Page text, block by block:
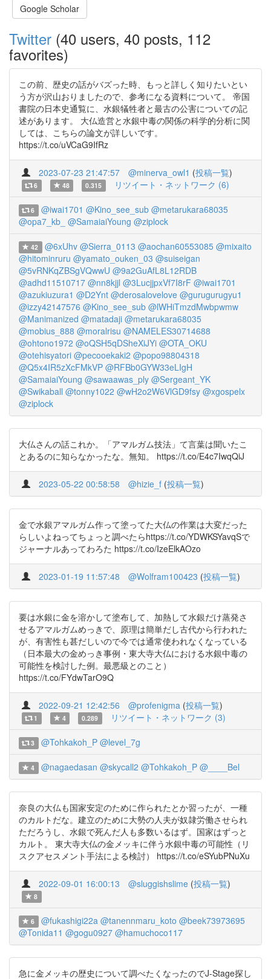
Google Scholar
Twitter (40 users, 40 posts, 112
favorites)
この前、歴史の話がバズった時、もっと詳しく知りたいとい
う方が沢山おりましたので、参考になる資料について。 帝国
書院の日本史通覧に、水銀犠牲者と最古の公害についての記
述があります。 大仏造営と水銀中毒の関係の科学的分析に関
しては、こちらの論文が詳しいです。
https://t.co/uVCaG9IfRz
2023-07-23 21:47:57 @minerva_owl1 (投稿一覧)
6 48 0.315 リツイート・ネットワーク (6)
6 @iwai1701 @Kino_see_sub @metarukara68035
@opa7_kb_ @SamaiaiYoung @ziplock
42 @6xUhv @Sierra_0113 @aochan60553085 @mixaito
@hitominruru @yamato_ouken_03 @suiseigan
@5vRNKqZBSgVQwwU @9a2GuAfL8L12RDB
@adhd11510717 @nn8kjjl @3LucjjpxVf7I8rF @iwai1701
@azukiuzura1 @D2Ynt @derosalovelove @gurugurugyu1
@izzy42147576 @Kino_see_sub @lWHiTmzdMwbpwmw
@Manimanized @matadaji @metarukara68035
@mobius_888 @moralrisu @NAMELES30714688
@ohtono1972 @oQSH5qDSheXiJYi @OTA_OKU
@otehisyatori @pecooekaki2 @popo98804318
@Q5x4IR5zXcFMkVP @RFBb0GYW33eLIgH
@SamaiaiYoung @sawaawas_ply @Sergeant_YK
@Swikaball @tonny1022 @wH2o2W6VlGD9fsy @xgospelx
@ziplock
大仏さんの話これか。「アマルガム技法」て言葉は聞いたこ
とあるのに知らなかったな。無知。 https://t.co/E4c7IwqQiJ
2023-05-22 00:58:58 @hizie_f (投稿一覧)
金で水銀アマルガム作って塗ってた大仏の作業は大変だった
らしいよねってちょっと調べたらhttps://t.co/YDWKSYavqSで
ジャーナルあってわろた https://t.co/IzeElkAOzo
2023-01-19 11:57:48 @Wolfram100423 (投稿一覧)
要は水銀に金を溶かして塗布して、加熱して水銀だけ蒸発さ
せるアマルガムめっきで、原理は簡単だし古代から行われた
が、有害性も甚だしいので今では通常使われなくなっている
（日本最大の金めっき事例・東大寺大仏における水銀中毒の
可能性を検討した例。最悪級とのこと）
https://t.co/FYdwTarO9Q
2022-09-21 12:42:56 @profenigma (投稿一覧)
1 4 0.289 リツイート・ネットワーク (3)
3 @Tohkakoh_P @level_7g
4 @nagaedasan @skycall2 @Tohkakoh_P @____Bel
奈良の大仏も国家安定のために作られたとか習ったが、一種
のカルトだな。建立のために大勢の人夫が奴隷労働させられ
ただろうし、水銀で死んだ人も多数いるはず。国家はずっと
カルト。 東大寺大仏の金メッキに伴う水銀中毒の可能性（リ
スクアセスメント手法による検討） https://t.co/eSYubPNuXu
2022-09-01 16:00:13 @sluggishslime (投稿一覧)
8
6 @fukashigi22a @tanennmaru_koto @beek73973695
@Tonida11 @gogu0927 @hamuchoco117
急に金メッキの歴史について調べたくなったのでJ-Stage探し